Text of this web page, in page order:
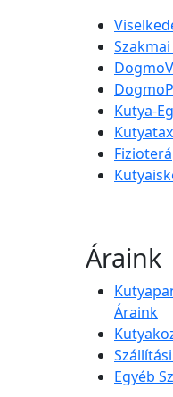
Kutya-
Áraink
Áraink
Egyéb